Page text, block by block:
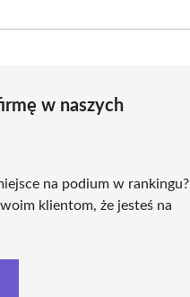
w naszych
na podium w rankingu?
klientom, że jesteś na